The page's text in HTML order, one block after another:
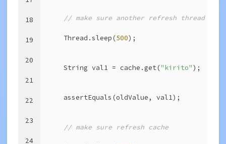
18
19
20
21
22
23
24
// make sure another refresh thread is
    Thread.sleep(
500);
    String val1 = cache.get(
"kirito");
    assertEquals(oldValue, val1);
// make sure refresh cache